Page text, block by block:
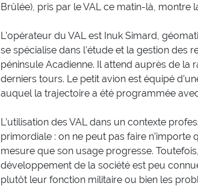
Brûlée), pris par le VAL ce matin-là, montre
L’opérateur du VAL est Inuk Simard,
se spécialise dans l’étude et la gestion des
péninsule Acadienne. Il attend auprès de la
derniers tours. Le petit avion est équipé
auquel la trajectoire a été programmée
L’utilisation des VAL dans un contexte
primordiale : on ne peut pas faire n’importe
mesure que son usage progresse.
développement de la société est peu
plutôt leur fonction militaire ou bien les